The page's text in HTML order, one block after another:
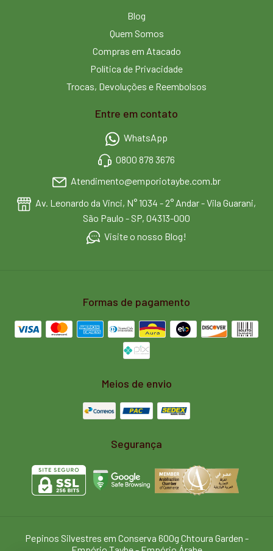
Blog
Quem Somos
Compras em Atacado
Política de Privacidade
Trocas, Devoluções e Reembolsos
Entre em contato
WhatsApp
0800 878 3676
Atendimento@emporiotaybe.com.br
Av. Leonardo da Vinci, N° 1034 - 2° Andar - Vila Guarani,
São Paulo - SP, 04313-000
Visite o nosso Blog!
Formas de pagamento
Meios de envio
Segurança
Pepinos Silvestres em Conserva 600g Chtoura Garden -